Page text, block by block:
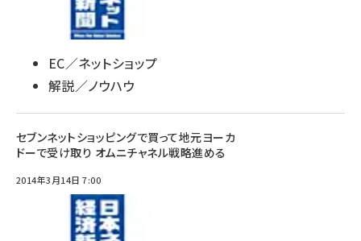
EC／ネットショップ
解説／ノウハウ
セブンネットショッピングで買って地元ヨーカ
ドーで受け取り オムニチャネル戦略進める
2014年3月14日 7:00